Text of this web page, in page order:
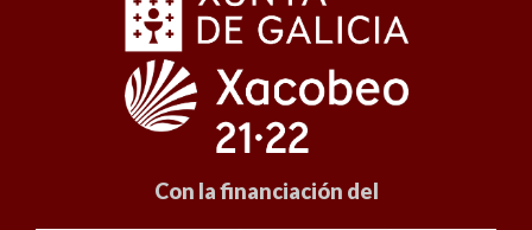
Con la financiación del